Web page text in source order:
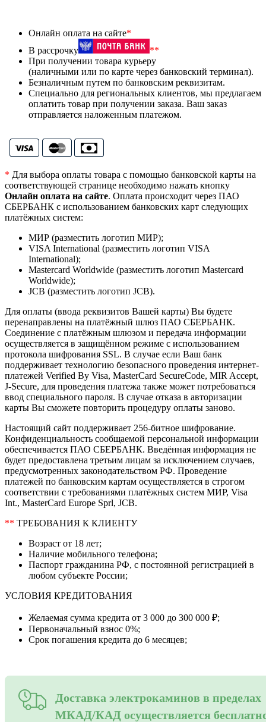
Онлайн оплата на сайте*
В рассрочку
**
При получении товара курьеру
(наличными или по карте через банковский терминал).
Безналичным путем по банковским реквизитам.
Специально для региональных клиентов, мы предлагаем
оплатить товар при получении заказа. Ваш заказ
отправляется наложенным платежом.
* Для выбора оплаты товара с помощью банковской карты на
соответствующей странице необходимо нажать кнопку
Онлайн оплата на сайте. Оплата происходит через ПАО
СБЕРБАНК с использованием банковских карт следующих
платёжных систем:
МИР (разместить логотип МИР);
VISA International (разместить логотип VISA
International);
Mastercard Worldwide (разместить логотип Mastercard
Worldwide);
JCB (разместить логотип JCB).
Для оплаты (ввода реквизитов Вашей карты) Вы будете
перенаправлены на платёжный шлюз ПАО СБЕРБАНК.
Соединение с платёжным шлюзом и передача информации
осуществляется в защищённом режиме с использованием
протокола шифрования SSL. В случае если Ваш банк
поддерживает технологию безопасного проведения интернет-
платежей Verified By Visa, MasterCard SecureCode, MIR Accept,
J-Secure, для проведения платежа также может потребоваться
ввод специального пароля. В случае отказа в авторизации
карты Вы сможете повторить процедуру оплаты заново.
Настоящий сайт поддерживает 256-битное шифрование.
Конфиденциальность сообщаемой персональной информации
обеспечивается ПАО СБЕРБАНК. Введённая информация не
будет предоставлена третьим лицам за исключением случаев,
предусмотренных законодательством РФ. Проведение
платежей по банковским картам осуществляется в строгом
соответствии с требованиями платёжных систем МИР, Visa
Int., MasterCard Europe Sprl, JCB.
** ТРЕБОВАНИЯ К КЛИЕНТУ
Возраст от 18 лет;
Наличие мобильного телефона;
Паспорт гражданина РФ, с постоянной регистрацией в
любом субъекте России;
УСЛОВИЯ КРЕДИТОВАНИЯ
Желаемая сумма кредита от 3 000 до 300 000 ₽;
Первоначальный взнос 0%;
Срок погашения кредита до 6 месяцев;
Доставка электрокаминов в пределах
МКАД/КАД осуществляется